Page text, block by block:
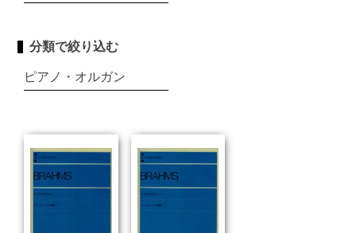
分類で絞り込む
ピアノ・オルガン